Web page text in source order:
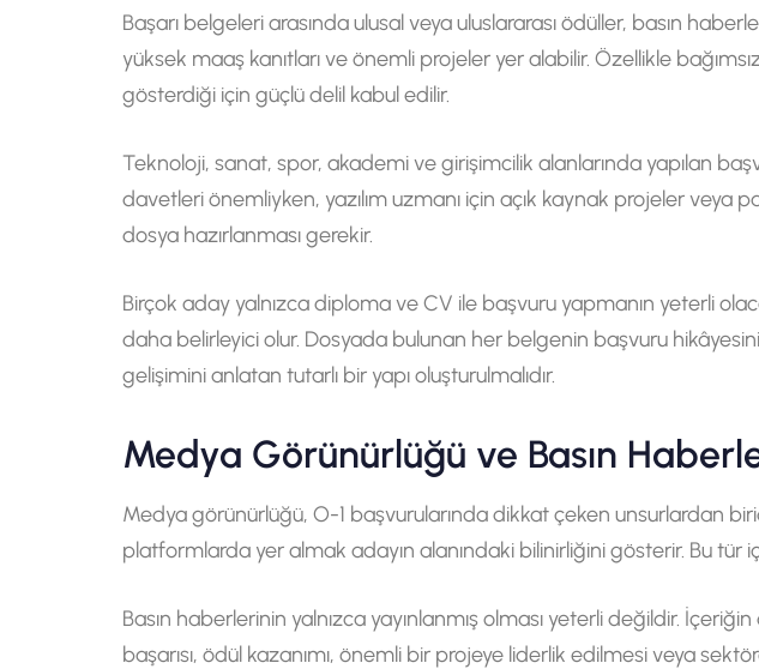
Başarı belgeleri arasında ulusal veya uluslararası ödüller, basın
yüksek maaş kanıtları ve önemli projeler yer alabilir. Özellikle
gösterdiği için güçlü delil kabul edilir.
Teknoloji, sanat, spor, akademi ve girişimcilik alanlarında yapılan
davetleri önemliyken, yazılım uzmanı için açık kaynak projeler veya
dosya hazırlanması gerekir.
Birçok aday yalnızca diploma ve CV ile başvuru yapmanın yeterli
daha belirleyici olur. Dosyada bulunan her belgenin başvuru
gelişimini anlatan tutarlı bir yapı oluşturulmalıdır.
Medya Görünürlüğü ve Basın
Medya görünürlüğü, O-1 başvurularında dikkat çeken unsurlardan
platformlarda yer almak adayın alanındaki bilinirliğini gösterir. Bu
Basın haberlerinin yalnızca yayınlanmış olması yeterli değildir.
başarısı, ödül kazanımı, önemli bir projeye liderlik edilmesi veya